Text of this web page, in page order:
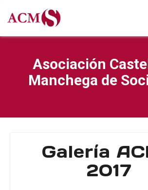
Asociación
Manchega de
Galería
2017